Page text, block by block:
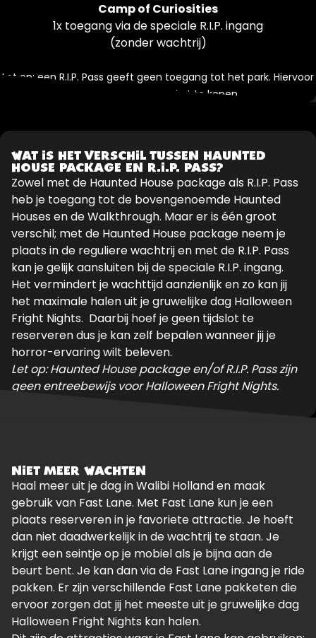
Camp of Curiosities
1x toegang via de speciale R.I.P. ingang
(zonder wachtrij)
Let op: een R.I.P. Pass geeft geen toegang tot het park. Hiervoor
dien je een apart ticket te kopen.
WAT IS HET VERSCHIL TUSSEN HAUNTED
HOUSE PACKAGE EN R.I.P. PASS?
Zowel met de Haunted House package als R.I.P. Pass
heb je toegang tot de bovengenoemde Haunted
Houses en de Walkthrough. Maar er is één groot
verschil; met de Haunted House package neem je
plaats in de reguliere wachtrij en met de R.I.P. Pass
kan je gelijk aansluiten bij de speciale R.I.P. ingang.
Het vermindert je wachttijd aanzienlijk en zo kan jij
het maximale halen uit je gruwelijke dag Halloween
Fright Nights. Daarbij hoef je geen tijdslot te
reserveren dus je kan zelf bepalen wanneer jij je
horror-ervaring wilt beleven.
Let op: Haunted House package en/of R.I.P. Pass zijn
geen entreebewijs voor Halloween Fright Nights.
NIET MEER WACHTEN
Haal meer uit je dag in Walibi Holland en maak
gebruik van Fast Lane. Met Fast Lane kun je een
plaats reserveren in je favoriete attractie. Je hoeft
dan niet daadwerkelijk in de wachtrij te staan. Je
krijgt een seintje op je mobiel als je bijna aan de
beurt bent. Je kan dan via de Fast Lane ingang je ride
pakken. Er zijn verschillende Fast Lane pakketen die
ervoor zorgen dat jij het meeste uit je gruwelijke dag
Halloween Fright Nights kan halen.